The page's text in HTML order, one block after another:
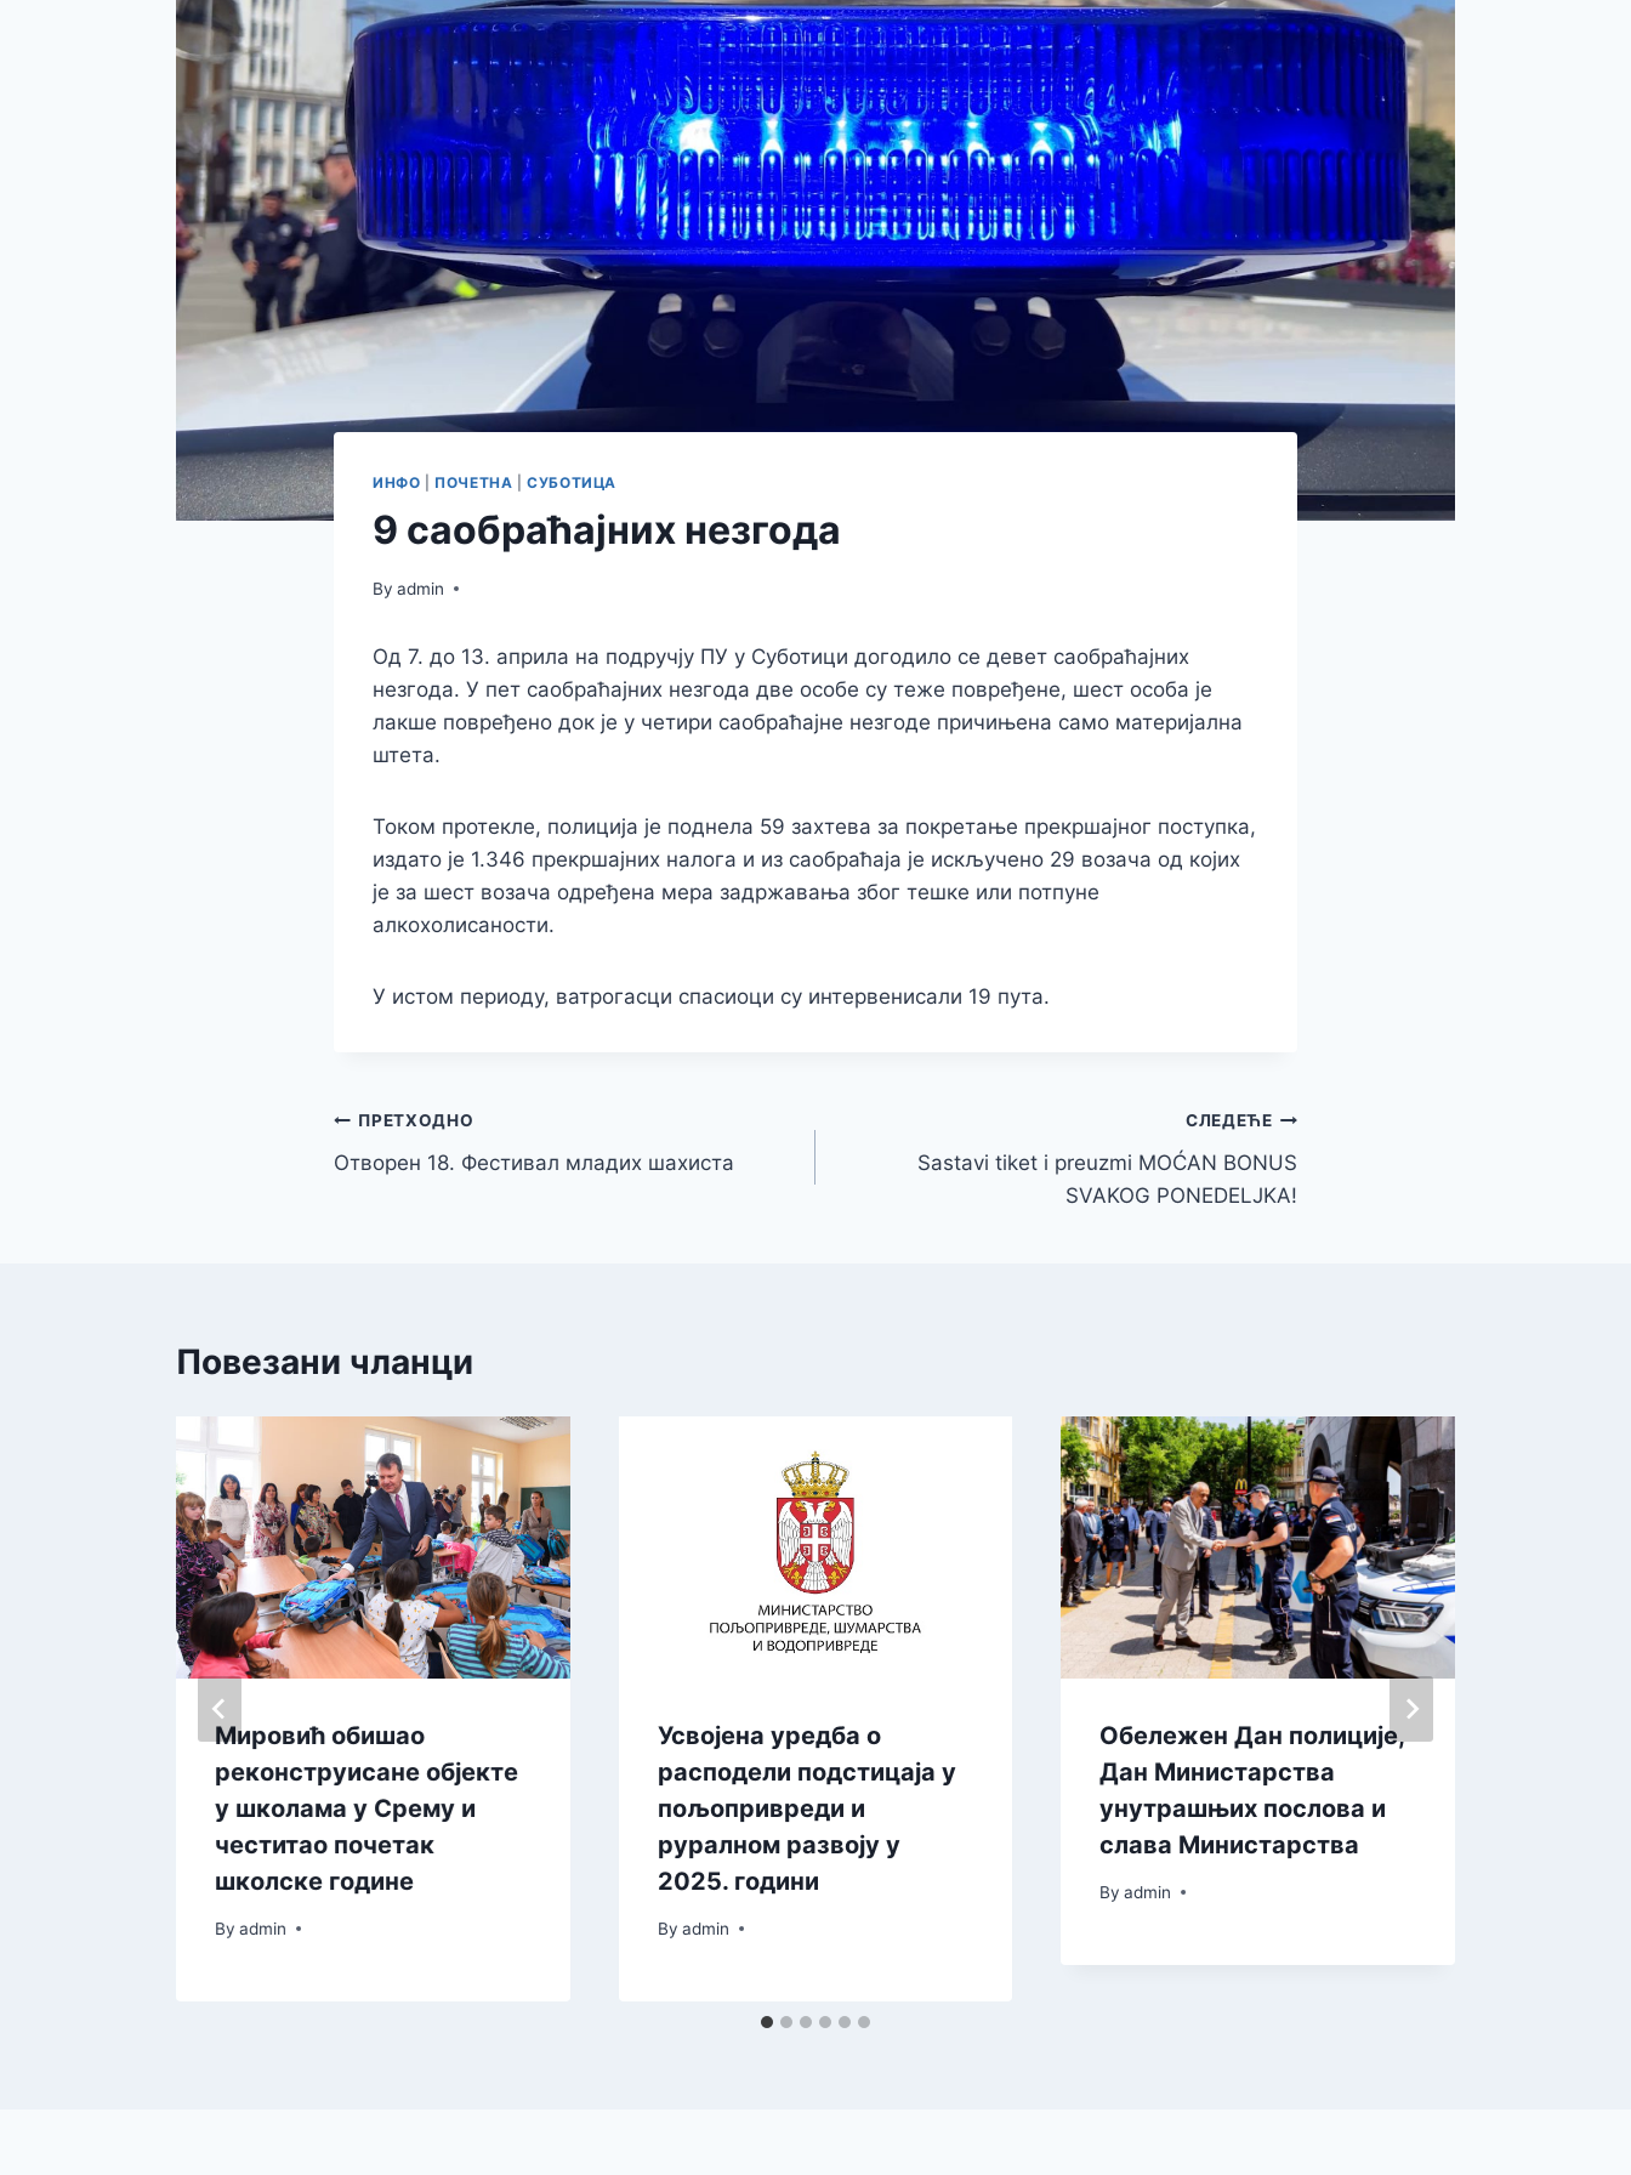
ИНФО ПОЧЕТНА |СУБОТИЦА
9 саобраћајних незгода
By admin
Од 7. до 13. априла на подручју ПУ у Суботици догодило се девет саобраћајних
незгода. У пет саобраћајних незгода две особе су теже повређене, шест особа је
лакше повређено док је у четири саобраћајне незгоде причињена само материјална
штета.
Током протекле, полиција је поднела 59 захтева за покретање прекршајног поступка,
издато је 1.346 прекршајних налога и из саобраћаја је искључено 29 возача од којих
је за шест возача одређена мера задржавања због тешке или потпуне
алкохолисаности.
У истом периоду, ватрогасци спасиоци су интервенисали 19 пута.
Кретање
чланка
ПРЕТХОДНО
Отворен 18. Фестивал младих шахиста
СЛЕДЕЋЕ
Sastavi tiket i preuzmi MOĆAN BONUS
SVAKOG PONEDELJKA!
Повезани чланци
Мировић обишао
реконструисане објекте
у школама у Срему и
честитао почетак
школске године
By admin
Усвојена уредба о
расподели подстицаја у
пољопривреди и
руралном развоју у
2025. години
By admin
Обележен Дан полиције,
Дан Министарства
унутрашњих послова и
слава Министарства
By admin